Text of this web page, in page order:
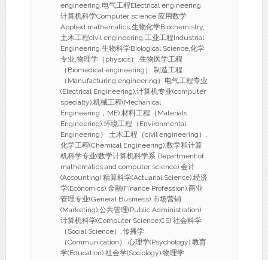
engineering,电气工程Electrical engineering,
计算机科学Computer science,应用数学
Applied mathematics,生物化学Biochemistry,
土木工程civil engineering,工业工程Industrial
Engineering,生物科学Biological Science,化学
专业,物理学（physics）.生物医学工程
（Biomedical engineering）.制造工程
（Manufacturing engineering）电气工程专业
(Electrical Engineering).计算机专业(computer
specialty).机械工程(Mechanical
Engineering，ME).材料工程（Materials
Engineering).环境工程（Environmental
Engineering）.土木工程（civil engineering）.
化学工程(Chemical Engineering).数学和计算
机科学专业(数学计算机科学系 Department of
mathematics and computer science).会计
(Accounting).精算科学(Actuarial Science).经济
学(Economics).金融(Finance Profession).商业
管理专业(General Business).市场营销
(Marketing).公共管理(Public Administration).
计算机科学(Computer Science;CS).社会科学
（Social Science）.传播学
（Communication）.心理学(Psychology).教育
学(Education).社会学(Sociology).物理学